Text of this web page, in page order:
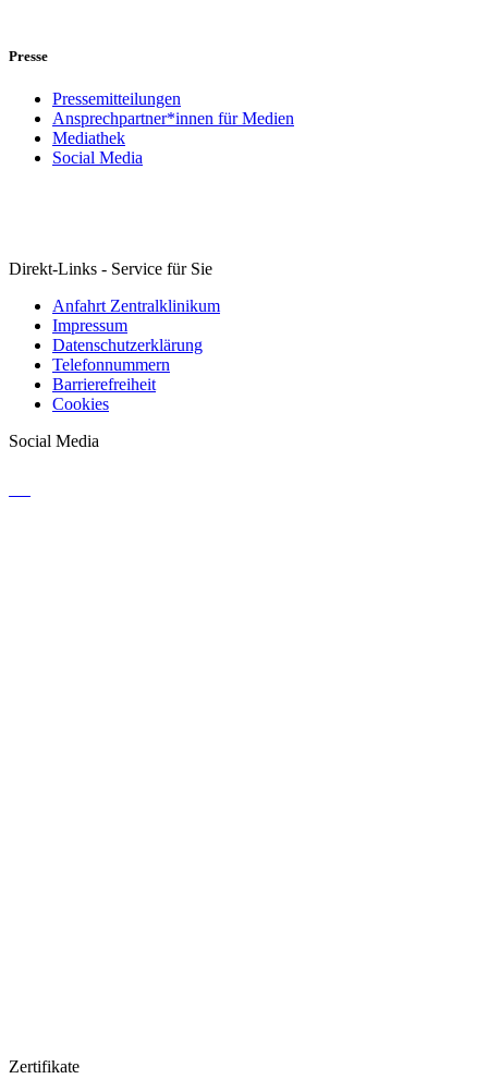
Presse
Pressemitteilungen
Ansprechpartner*innen für Medien
Mediathek
Social Media
Direkt-Links - Service für Sie
Anfahrt Zentralklinikum
Impressum
Datenschutzerklärung
Telefonnummern
Barrierefreiheit
Cookies
Social Media
Zertifikate